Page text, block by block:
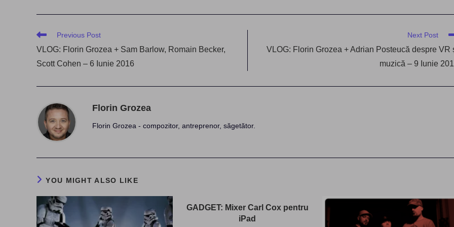
Read
articles
Previous Post
VLOG: Florin Grozea + Sam Barlow, Romain Becker,
Scott Cohen – 6 Iunie 2016
Next Post
VLOG: Florin Grozea + Adrian Posteucă despre VR
muzică – 9 Iunie
Florin Grozea
Florin Grozea - compozitor, antreprenor, săgetător.
YOU MIGHT ALSO LIKE
GADGET: Mixer Carl Cox pentru
iPad